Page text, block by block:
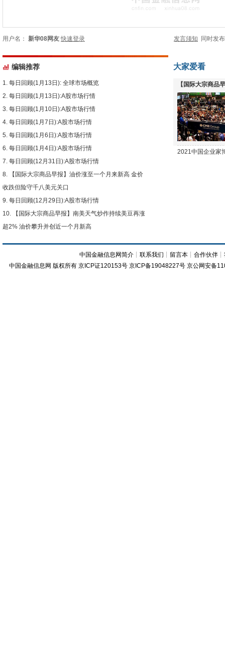
用户名： 新华08网友 快速登录 发言须知 同时发
编辑推荐
每日回顾(1月13日): 全球市场概览
每日回顾(1月13日):A股市场行情
每日回顾(1月10日):A股市场行情
每日回顾(1月7日):A股市场行情
每日回顾(1月6日):A股市场行情
每日回顾(1月4日):A股市场行情
每日回顾(12月31日):A股市场行情
【国际大宗商品早报】油价涨至一个月来新高 金价
收跌但险守千八美元关口
每日回顾(12月29日):A股市场行情
【国际大宗商品早报】南美天气炒作持续美豆再涨
超2% 油价攀升并创近一个月新高
大家爱看
【国际大宗商品
下跌
2021中国企业家
中国金融信息网简介 ┊联系我们 ┊ 留言本 ┊合作伙伴 ┊
中国金融信息网 版权所有 京ICP证120153号 京ICP备19048227号 京公网安备